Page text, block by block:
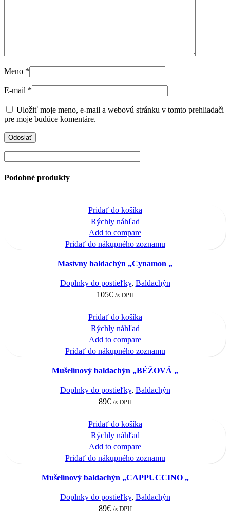
Meno *
E-mail *
Uložiť moje meno, e-mail a webovú stránku v tomto prehliadači
pre moje budúce komentáre.
Podobné produkty
Pridať do košíka
Rýchly náhľad
Add to compare
Pridať do nákupného zoznamu
Masívny baldachýn „Cynamon „
Doplnky do postieľky, Baldachýn
105€ /s DPH
Pridať do košíka
Rýchly náhľad
Add to compare
Pridať do nákupného zoznamu
Mušelínový baldachýn „BÉŽOVÁ „
Doplnky do postieľky, Baldachýn
89€ /s DPH
Pridať do košíka
Rýchly náhľad
Add to compare
Pridať do nákupného zoznamu
Mušelínový baldachýn „CAPPUCCINO „
Doplnky do postieľky, Baldachýn
89€ /s DPH